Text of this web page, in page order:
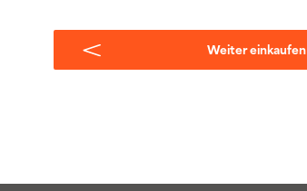
Weiter einkaufen